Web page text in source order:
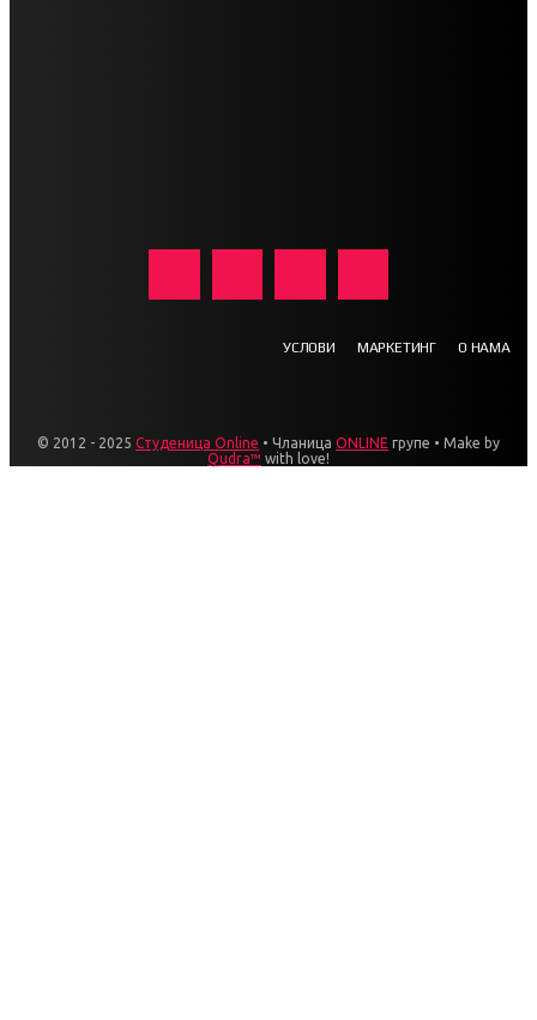
УСЛОВИ МАРКЕТИНГ О НАМА
© 2012 - 2025 Студеница Online • Чланица ONLINE групе • Make by
Qudra™ with love!